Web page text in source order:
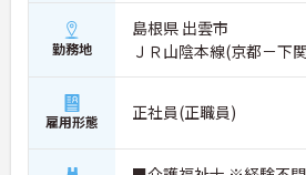
勤務地
島根県 出雲市
ＪＲ山陰本線(京都－下
雇用形態 正社員(正職員)